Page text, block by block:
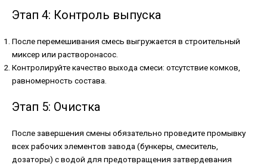
Этап 4: Контроль выпуска
После перемешивания смесь выгружается в строительный
миксер или растворонасос.
Контролируйте качество выхода смеси: отсутствие комков,
равномерность состава.
Этап 5: Очистка
После завершения смены обязательно проведите промывку
всех рабочих элементов завода (бункеры, смеситель,
дозаторы) с водой для предотвращения затвердевания